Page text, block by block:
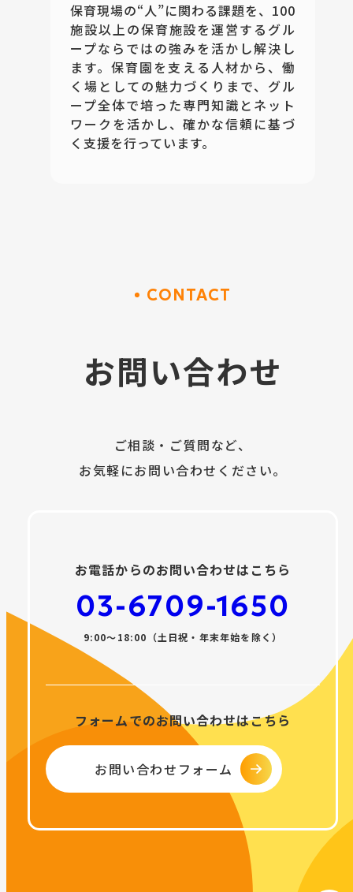
保育現場の“人”に関わる課題を、100
施設以上の保育施設を運営するグル
ープならではの強みを活かし解決し
ます。保育園を支える人材から、働
く場としての魅力づくりまで、グル
ープ全体で培った専門知識とネット
ワークを活かし、確かな信頼に基づ
く支援を行っています。
CONTACT
お問い合わせ
ご相談・ご質問など、
お気軽にお問い合わせください。
お電話からのお問い合わせはこちら
03-6709-1650
9:00〜18:00（土日祝・年末年始を除く）
フォームでのお問い合わせはこちら
お問い合わせフォーム